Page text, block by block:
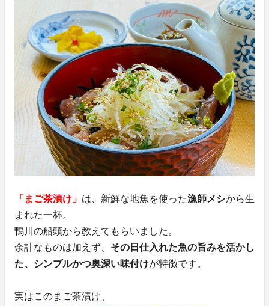
「まご茶漬け」 は、新鮮な地魚を使った漁師メシから生
まれた一杯。
鴨川の船頭から教えてもらいました。
余計なものは加えず、 その日仕入れた魚の旨みを活かし
た、シンプルかつ奥深い味付けが特徴です。
実はこのまご茶漬け、